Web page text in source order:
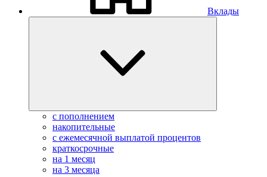
Вклады
с пополнением
накопительные
с ежемесячной выплатой процентов
краткосрочные
на 1 месяц
на 3 месяца